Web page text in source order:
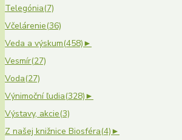
Telegónia(7)
Včelárenie(36)
Veda a výskum(458)►
Vesmír(27)
Voda(27)
Výnimoční ľudia(328)►
Výstavy, akcie(3)
Z našej knižnice Biosféra(4)►